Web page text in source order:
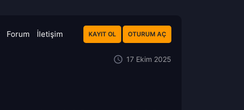
Forum İletişim KAYIT OL OTURUM AÇ
17 Ekim 2025